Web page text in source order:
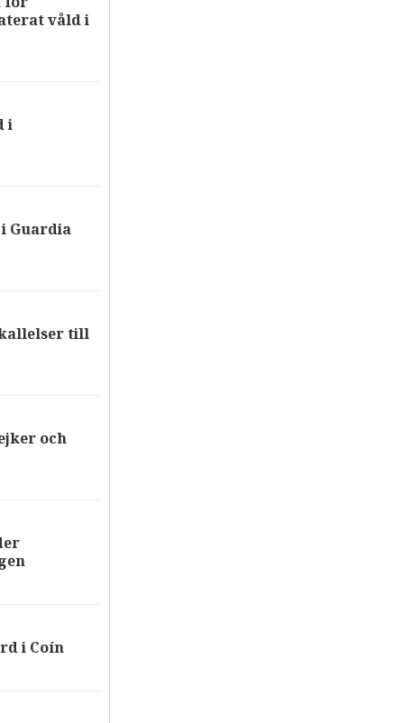
våld i
i
Guardia
till
och
i Coín